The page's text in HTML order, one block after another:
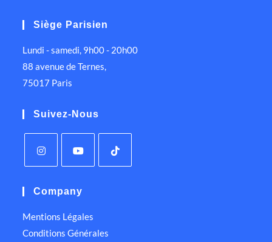
Siège Parisien
Lundi - samedi, 9h00 - 20h00
88 avenue de Ternes,
75017 Paris
Suivez-Nous
Company
Mentions Légales
Conditions Générales